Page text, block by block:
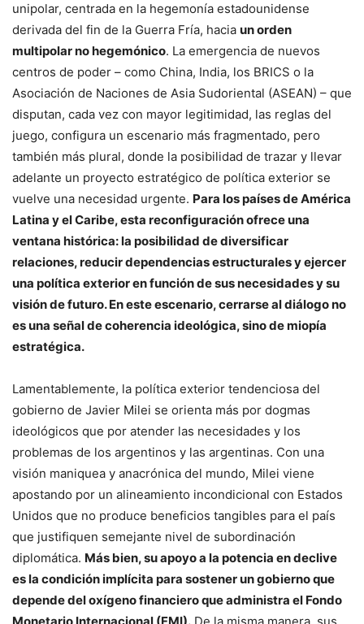
unipolar, centrada en la hegemonía estadounidense
derivada del fin de la Guerra Fría, hacia un orden
multipolar no hegemónico. La emergencia de nuevos
centros de poder – como China, India, los BRICS o la
Asociación de Naciones de Asia Sudoriental (ASEAN) – que
disputan, cada vez con mayor legitimidad, las reglas del
juego, configura un escenario más fragmentado, pero
también más plural, donde la posibilidad de trazar y llevar
adelante un proyecto estratégico de política exterior se
vuelve una necesidad urgente. Para los países de América
Latina y el Caribe, esta reconfiguración ofrece una
ventana histórica: la posibilidad de diversificar
relaciones, reducir dependencias estructurales y ejercer
una política exterior en función de sus necesidades y su
visión de futuro. En este escenario, cerrarse al diálogo no
es una señal de coherencia ideológica, sino de miopía
estratégica.
Lamentablemente, la política exterior tendenciosa del
gobierno de Javier Milei se orienta más por dogmas
ideológicos que por atender las necesidades y los
problemas de los argentinos y las argentinas. Con una
visión maniquea y anacrónica del mundo, Milei viene
apostando por un alineamiento incondicional con Estados
Unidos que no produce beneficios tangibles para el país
que justifiquen semejante nivel de subordinación
diplomática. Más bien, su apoyo a la potencia en declive
es la condición implícita para sostener un gobierno que
depende del oxígeno financiero que administra el Fondo